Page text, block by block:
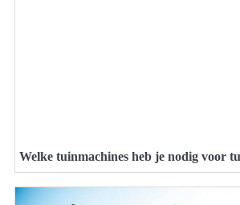
Welke tuinmachines heb je nodig voor